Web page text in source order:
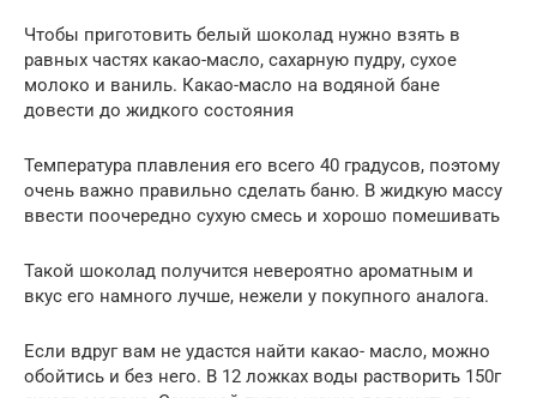
Чтобы приготовить белый шоколад нужно взять в
равных частях какао-масло, сахарную пудру, сухое
молоко и ваниль. Какао-масло на водяной бане
довести до жидкого состояния
Температура плавления его всего 40 градусов, поэтому
очень важно правильно сделать баню. В жидкую массу
ввести поочередно сухую смесь и хорошо помешивать
Такой шоколад получится невероятно ароматным и
вкус его намного лучше, нежели у покупного аналога.
Если вдруг вам не удастся найти какао- масло, можно
обойтись и без него. В 12 ложках воды растворить 150г